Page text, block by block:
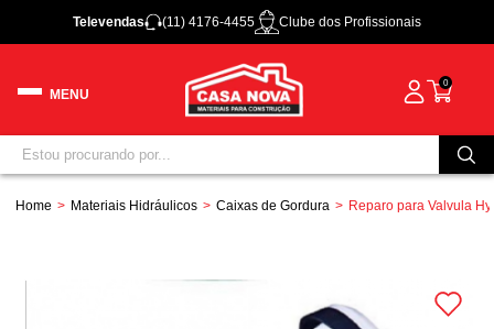
Televendas (11) 4176-4455 Clube dos Profissionais
0
Home Materiais Hidráulicos Caixas de Gordura Reparo para Valvula